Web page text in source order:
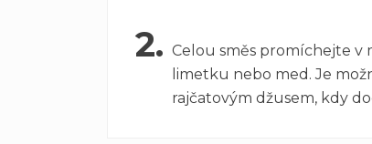
2. Celou směs promíchejte
limetku nebo med. Je
rajčatovým džusem, kdy